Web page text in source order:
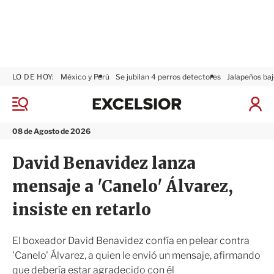
M
n
08 de Agosto de 2026
LO DE HOY: México y Perú Se jubilan 4 perros detectores Jalapeños
I
x
i
o
r
David Benavidez lanza
mensaje a 'Canelo' Álvarez,
insiste en retarlo
El boxeador David Benavidez confía en pelear contra
'Canelo' Álvarez, a quien le envió un mensaje, afirmando
que debería estar agradecido con él